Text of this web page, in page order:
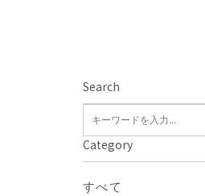
Search
Category
すべて